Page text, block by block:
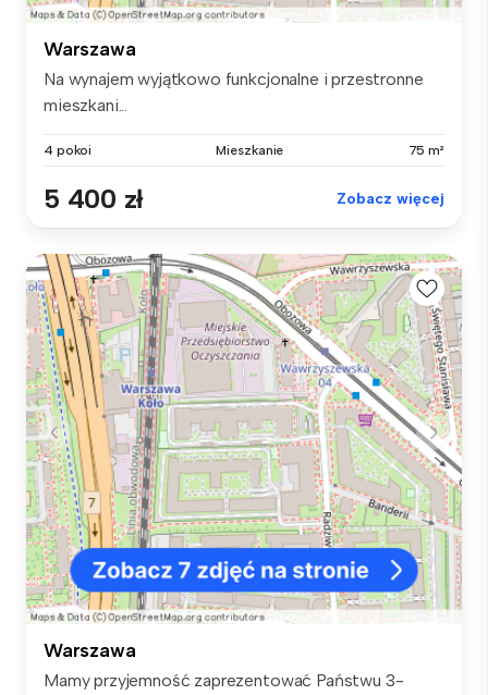
Warszawa
Na wynajem wyjątkowo funkcjonalne i przestronne
mieszkani...
4 pokoi Mieszkanie 75 m²
5 400 zł Zobacz więcej
Warszawa
Mamy przyjemność zaprezentować Państwu 3-